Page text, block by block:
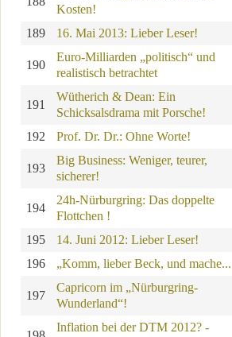
Kosten!
189 16. Mai 2013: Lieber Leser!
190
Euro-Milliarden „politisch“ und
realistisch betrachtet
191
Wütherich & Dean: Ein
Schicksalsdrama mit Porsche!
192 Prof. Dr. Dr.: Ohne Worte!
193
Big Business: Weniger, teurer,
sicherer!
194
24h-Nürburgring: Das doppelte
Flottchen !
195 14. Juni 2012: Lieber Leser!
196
„Komm, lieber Beck, und mache...
197
Capricorn im „Nürburgring-
Wunderland“!
Inflation bei der DTM 2012? -